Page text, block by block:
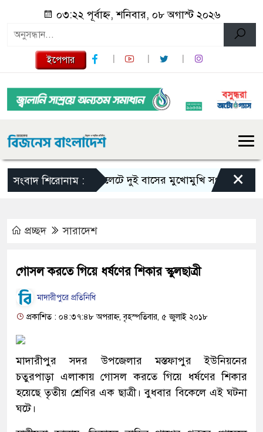
০৩:২২ পূর্বাহ্ন, শনিবার, ০৮ অগাস্ট ২০২৬
ইপেপার
সংবাদ শিরোনাম :সিলেটে দুই বাসের মুখোমুখি সংঘর্ষে নিহত×
প্রচ্ছদ সারাদেশ
গোসল করতে গিয়ে ধর্ষণের শিকার স্কুলছাত্রী
মাদারীপুরে প্রতিনিধি
প্রকাশিত : ০৪:৩৭:৪৮ অপরাহ্ন, বৃহস্পতিবার, ৫ জুলাই ২০১৮
মাদারীপুর সদর উপজেলার মস্তফাপুর ইউনিয়নের
চতুরপাড়া এলাকায় গোসল করতে গিয়ে ধর্ষণের শিকার
হয়েছে তৃতীয় শ্রেণির এক ছাত্রী। বুধবার বিকেলে এই ঘটনা
ঘটে।